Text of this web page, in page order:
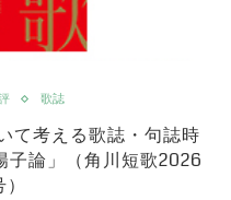
歌誌
て考える歌誌・句誌時
子論」（角川短歌2026